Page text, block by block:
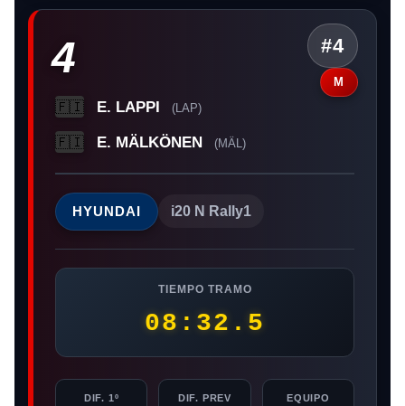
4 #4
M
🇫🇮 E. LAPPI (LAP)
🇫🇮 E. MÄLKÖNEN (MÄL)
HYUNDAI i20 N Rally1
TIEMPO TRAMO
08:32.5
DIF. 1º DIF. PREV EQUIPO